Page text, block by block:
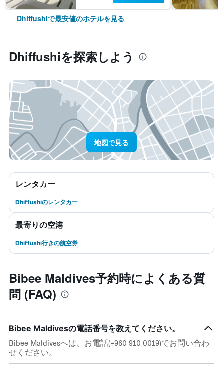
Dhiffushiで最安値のホテルを見る
Dhiffushi​を探索しよう
地図で見る
レンタカー
Dhiffushiのレンタカー
最寄りの空港
Dhiffushi行きの航空券
Bibee Maldives予約時によくある質
問 (FAQ)
Bibee Maldivesの電話番号を教えてください。
Bibee Maldivesへは、お電話(+960 910 0019)でお問い合わ
せください。